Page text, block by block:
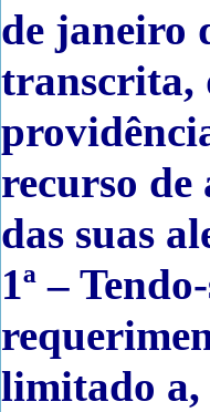
de janeiro
transcrita,
recurso de
das suas
1ª –
limitado